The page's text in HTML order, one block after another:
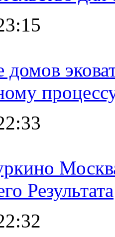
домов
Результата